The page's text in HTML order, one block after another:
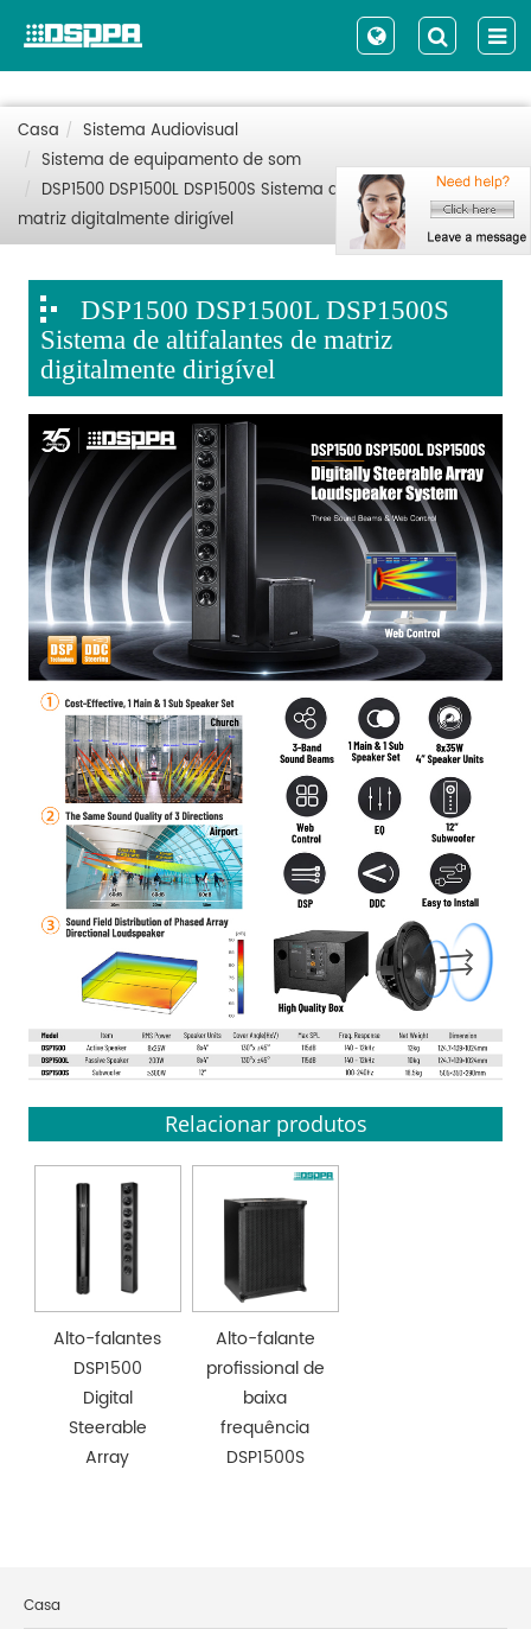
Casa
Sistema Audiovisual
Sistema de equipamento de som
DSP1500 DSP1500L DSP1500S Sistema de altifalantes de
matriz digitalmente dirigível
DSP1500 DSP1500L DSP1500S
Sistema de altifalantes de matriz
digitalmente dirigível
Relacionar produtos
Alto-falantes
DSP1500
Digital
Steerable
Array
Alto-falante
profissional de
baixa
frequência
DSP1500S
Casa